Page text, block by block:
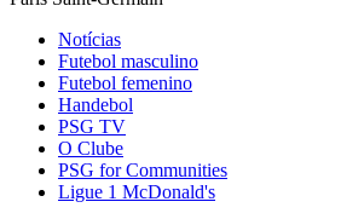
Notícias
Futebol masculino
Futebol femenino
Handebol
PSG TV
O Clube
PSG for Communities
Ligue 1 McDonald's